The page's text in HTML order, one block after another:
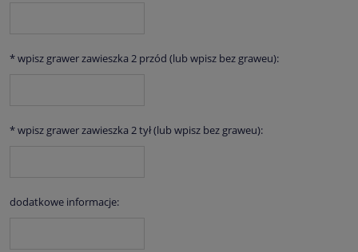
*wpisz grawer zawieszka 2 przód (lub wpisz bez graweu):
*wpisz grawer zawieszka 2 tył (lub wpisz bez graweu):
dodatkowe informacje: